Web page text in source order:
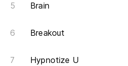
Brain
Breakout
Hypnotize U